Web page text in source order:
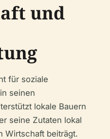
und
für soziale
seinen
lokale Bauern
seine Zutaten lokal
Wirtschaft beiträgt.